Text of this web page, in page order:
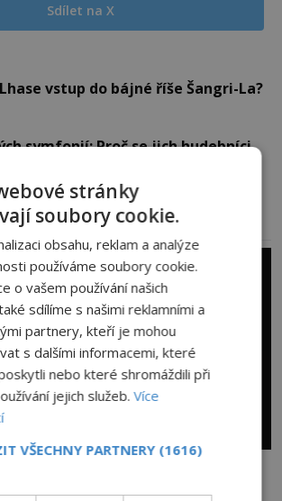
Sdílet na X
vstup do bájné říše Šangri-La?
symfonií: Proč se jich hudebníci
Richard Dreyfuss a
stránky
soubory cookie.
obsahu, reklam a analýze
používáme soubory cookie.
o vašem používání našich
sdílíme s našimi reklamními a
partnery, kteří je mohou
s dalšími informacemi, které
nebo které shromáždili při
jejich služeb.Více
VŠECHNY PARTNERY (1616)